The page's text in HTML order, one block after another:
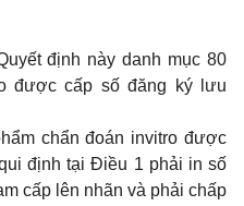
định này danh mục 80
được cấp số đăng ký lưu
chẩn đoán invitro được
định tại Điều 1 phải in số
cấp lên nhãn và phải chấp